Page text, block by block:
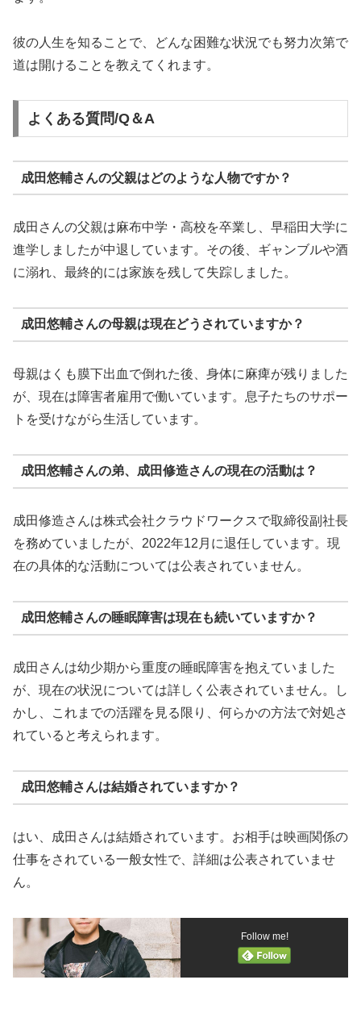
彼の人生を知ることで、どんな困難な状況でも努力次第で
道は開けることを教えてくれます。
よくある質問/Q＆A
成田悠輔さんの父親はどのような人物ですか？
成田さんの父親は麻布中学・高校を卒業し、早稲田大学に
進学しましたが中退しています。その後、ギャンブルや酒
に溺れ、最終的には家族を残して失踪しました。
成田悠輔さんの母親は現在どうされていますか？
母親はくも膜下出血で倒れた後、身体に麻痺が残りました
が、現在は障害者雇用で働いています。息子たちのサポー
トを受けながら生活しています。
成田悠輔さんの弟、成田修造さんの現在の活動は？
成田修造さんは株式会社クラウドワークスで取締役副社長
を務めていましたが、2022年12月に退任しています。現
在の具体的な活動については公表されていません。
成田悠輔さんの睡眠障害は現在も続いていますか？
成田さんは幼少期から重度の睡眠障害を抱えていました
が、現在の状況については詳しく公表されていません。し
かし、これまでの活躍を見る限り、何らかの方法で対処さ
れていると考えられます。
成田悠輔さんは結婚されていますか？
はい、成田さんは結婚されています。お相手は映画関係の
仕事をされている一般女性で、詳細は公表されていませ
ん。
Follow me!